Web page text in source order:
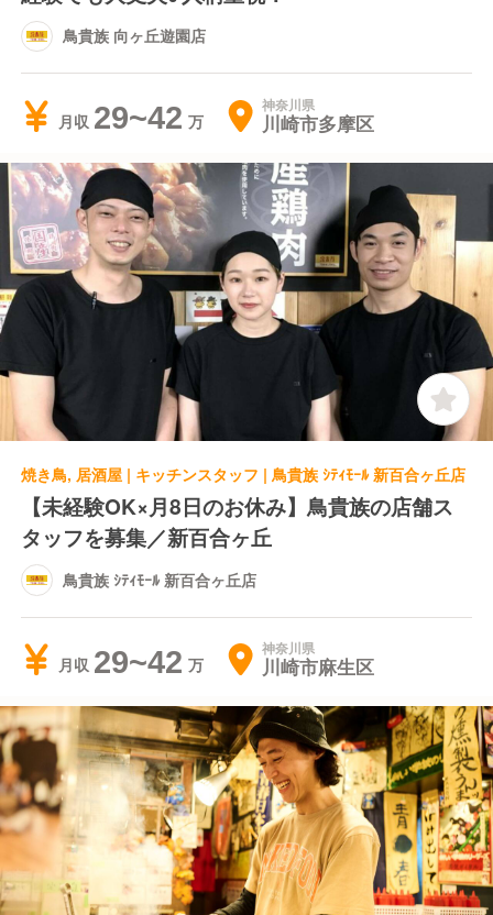
鳥貴族 向ヶ丘遊園店
月収 29~42 神奈川県
川崎市多摩区
焼き鳥, 居酒屋 | キッチンスタッフ | 鳥貴族 ｼﾃｨﾓｰﾙ 新百合ヶ丘店
【未経験OK×月8日のお休み】鳥貴族の店舗ス
タッフを募集／新百合ヶ丘
鳥貴族 ｼﾃｨﾓｰﾙ 新百合ヶ丘店
月収 29~42 神奈川県
川崎市麻生区